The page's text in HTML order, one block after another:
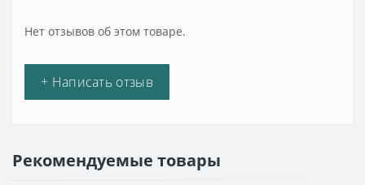
Нет отзывов об этом товаре.
+ Написать отзыв
Рекомендуемые товары